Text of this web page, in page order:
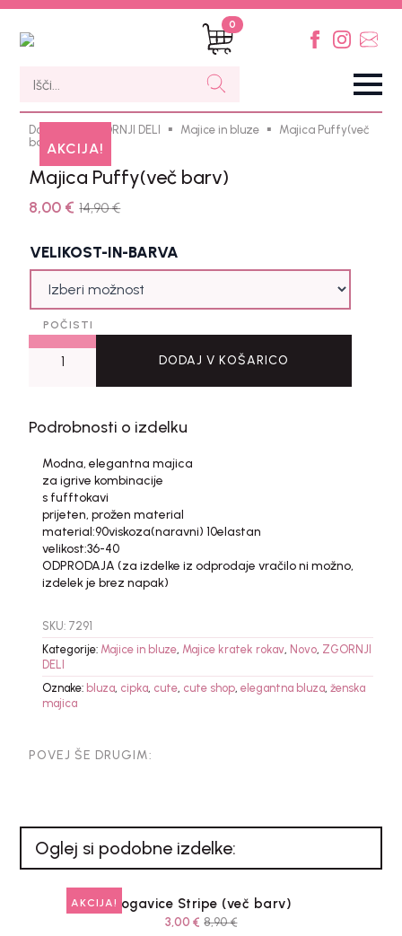
0
AKCIJA!
Domov ZGORNJI DELI Majice in bluze
Majica Puffy(več
barv)
Majica Puffy(več barv)
14,90€
8,00 €
VELIKOST-IN-BARVA
POČISTI
Majica
Puffy(več
barv)
DODAJ V KOŠARICO
Podrobnosti o izdelku
Modna, elegantna majica
za igrive kombinacije
s fufftokavi
prijeten, prožen material
material:90viskoza(naravni) 10elastan
velikost:36-40
ODPRODAJA (za izdelke iz odprodaje vračilo ni možno,
izdelek je brez napak)
SKU: 7291
Kategorije: Majice in bluze, Majice kratek rokav, Novo, ZGORNJI
DELI
Oznake: bluza, cipka, cute, cute shop,elegantna bluza,ženska
majica
POVEJ ŠE DRUGIM:
Oglej si podobne izdelke:
AKCIJA!Nogavice Stripe (več barv)
8,90€
3,00 €